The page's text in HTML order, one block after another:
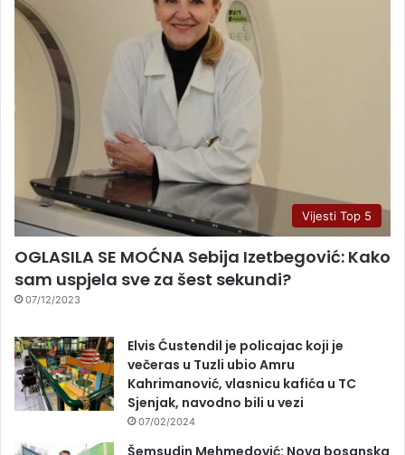
Vijesti Top 5
OGLASILA SE MOĆNA Sebija Izetbegović: Kako
sam uspjela sve za šest sekundi?
07/12/2023
Elvis Ćustendil je policajac koji je
večeras u Tuzli ubio Amru
Kahrimanović, vlasnicu kafića u TC
Sjenjak, navodno bili u vezi
07/02/2024
Šemsudin Mehmedović: Nova bosanska